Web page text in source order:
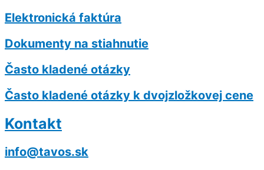
Elektronická faktúra
Dokumenty na stiahnutie
Často kladené otázky
Často kladené otázky k dvojzložkovej cene
Kontakt
info@tavos.sk